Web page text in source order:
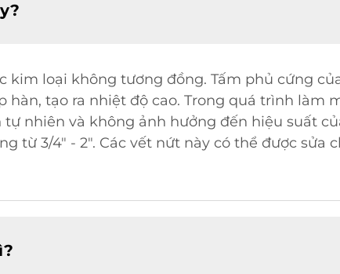
kim loại không tương đồng. Tấm phủ cứng
tạo ra nhiệt độ cao. Trong quá trình làm
nhiên và không ảnh hưởng đến hiệu suất
từ 3/4" - 2". Các vết nứt này có thể được sửa